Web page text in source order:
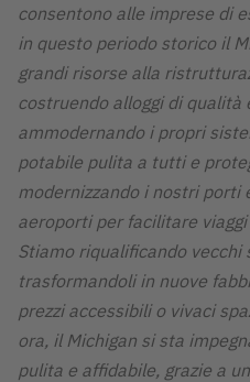
consentono alle imprese di
in questo periodo storico il
grandi risorse alla
costruendo alloggi di qualità
ammodernando i propri
potabile pulita a tutti e
modernizzando i nostri porti
aeroporti per facilitare
Stiamo riqualificando
trasformandoli in nuove
prezzi accessibili o vivaci
ora, il Michigan si sta
pulita e affidabile, grazie a